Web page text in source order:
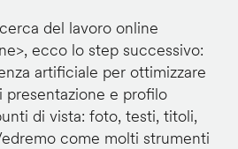
del lavoro online
>, ecco lo step successivo:
artificiale per ottimizzare
e profilo
di vista: foto, testi, titoli,
come molti strumenti